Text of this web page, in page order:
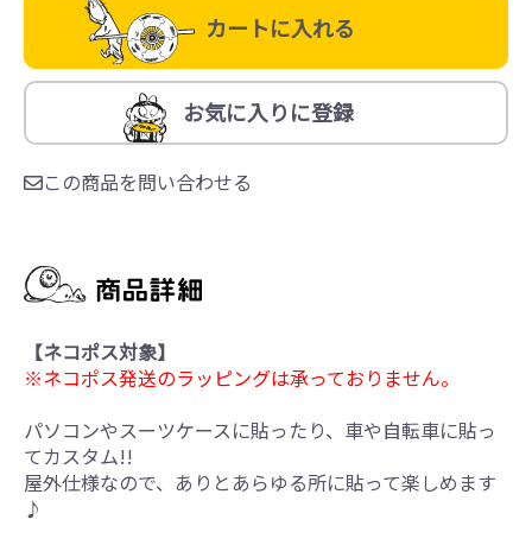
カートに入れる
お気に入りに登録
この商品を問い合わせる
【ネコポス対象】
※ネコポス発送のラッピングは承っておりません。
パソコンやスーツケースに貼ったり、車や自転車に貼っ
てカスタム!!
屋外仕様なので、ありとあらゆる所に貼って楽しめます
♪